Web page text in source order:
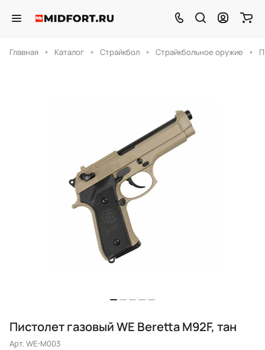
Главная Каталог Страйкбол Страйкбольное оружие
Пистолет газовый WE Beretta M92F, тан
Арт.WE-M003